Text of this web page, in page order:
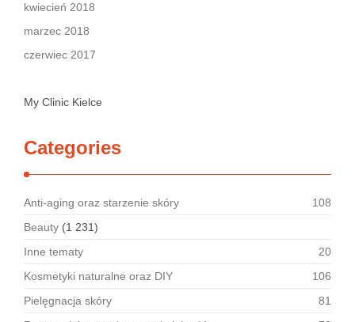
kwiecień 2018
marzec 2018
czerwiec 2017
My Clinic Kielce
Categories
Anti-aging oraz starzenie skóry
108
Beauty (1 231)
Inne tematy
20
Kosmetyki naturalne oraz DIY
106
Pielęgnacja skóry
81